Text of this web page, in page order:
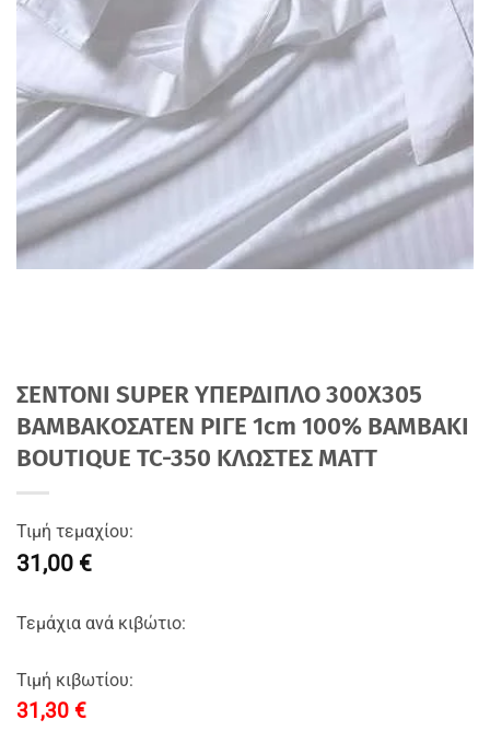
ΣΕΝΤΟΝΙ SUPER ΥΠΕΡΔΙΠΛΟ 300Χ305
ΒΑΜΒΑΚΟΣΑΤΕΝ ΡΙΓΕ 1cm 100% BAMBAKI
BOUTIQUE TC-350 ΚΛΩΣΤΕΣ MATT
Τιμή τεμαχίου:
31,00 €
Τεμάχια ανά κιβώτιο:
Τιμή κιβωτίου:
31,30 €